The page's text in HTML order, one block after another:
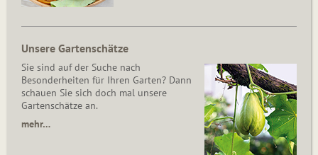
Unsere Gartenschätze
Sie sind auf der Suche nach
Besonderheiten für Ihren Garten? Dann
schauen Sie sich doch mal unsere
Gartenschätze an.
mehr…